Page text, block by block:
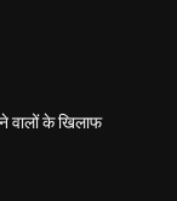
वालों के खिलाफ